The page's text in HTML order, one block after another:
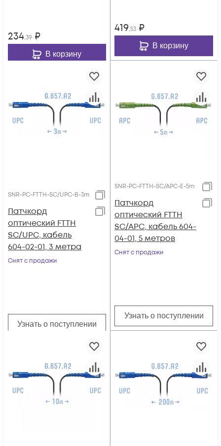
234,39 ₽
В корзину
419,53 ₽
В корзину
SNR-PC-FTTH-SC/UPC-B-3m
Патчкорд
оптический FTTH
SC/UPC, кабель
604-02-01, 3 метра
Снят с продажи
Узнать о поступлении
SNR-PC-FTTH-SC/APC-E-5m
Патчкорд
оптический FTTH
SC/APC, кабель 604-
04-01, 5 метров
Снят с продажи
Узнать о поступлении